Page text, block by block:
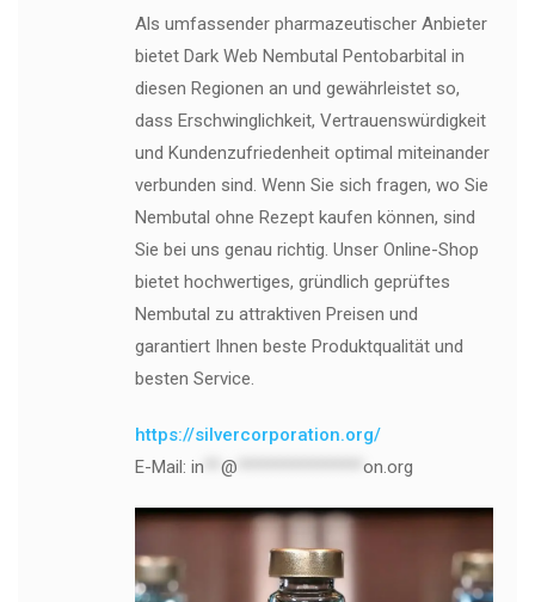
Als umfassender pharmazeutischer Anbieter
bietet Dark Web Nembutal Pentobarbital in
diesen Regionen an und gewährleistet so,
dass Erschwinglichkeit, Vertrauenswürdigkeit
und Kundenzufriedenheit optimal miteinander
verbunden sind. Wenn Sie sich fragen, wo Sie
Nembutal ohne Rezept kaufen können, sind
Sie bei uns genau richtig. Unser Online-Shop
bietet hochwertiges, gründlich geprüftes
Nembutal zu attraktiven Preisen und
garantiert Ihnen beste Produktqualität und
besten Service.
https://silvercorporation.org/
E-Mail: in @ on.org